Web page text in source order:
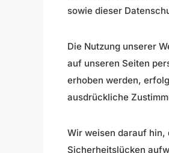
sowie dieser
Die Nutzung unserer
auf unseren Seiten
erhoben werden,
ausdrückliche
Wir weisen darauf hin,
Sicherheitslücken